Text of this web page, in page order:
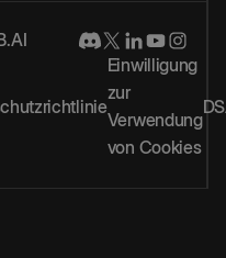
Einwilligung
zur
Verwendung
von Cookies